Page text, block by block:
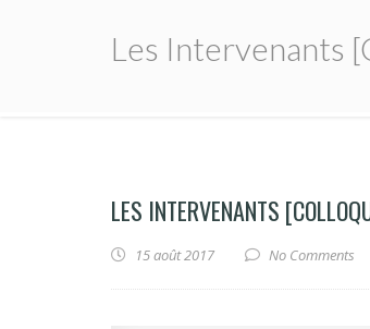
Les Intervenants
LES INTERVENANTS
15 août 2017 No Comments